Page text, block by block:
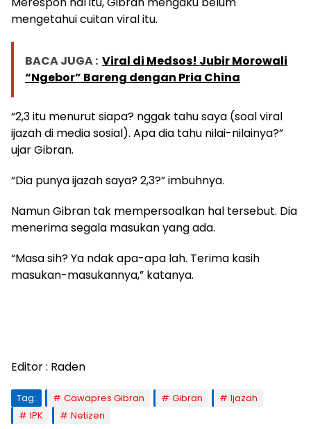
mengetahui cuitan viral itu.
BACA JUGA : Viral di Medsos! Jubir Morowali
“Ngebor” Bareng dengan Pria China
“2,3 itu menurut siapa? nggak tahu saya (soal viral
ijazah di media sosial). Apa dia tahu nilai-nilainya?”
ujar Gibran.
“Dia punya ijazah saya? 2,3?” imbuhnya.
Namun Gibran tak mempersoalkan hal tersebut. Dia
menerima segala masukan yang ada.
“Masa sih? Ya ndak apa-apa lah. Terima kasih
masukan-masukannya,” katanya.
Editor : Raden
Tag: Cawapres Gibran Gibran
Ijazah
IPK
Netizen